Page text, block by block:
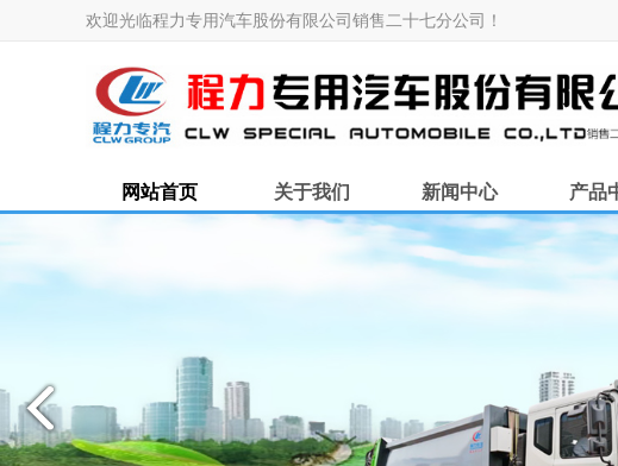
欢迎光临程力专用汽车股份有限公司销售二十七分公司！
网站首页 关于我们 新闻中心 产品